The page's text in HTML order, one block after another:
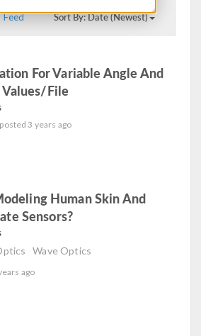
Feed Sort By: Date (Newest)
For Variable Angle And
Values/file
posted3 years ago
Human Skin And
Sensors?
Wave Optics
ago